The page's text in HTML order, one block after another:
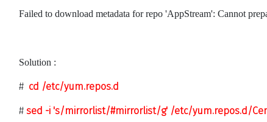
Failed to download metadata for repo 'AppStream': Cannot
Solution :
# cd /etc/yum.repos.d
# sed -i 's/mirrorlist/#mirrorlist/g' /etc/yum.repos.d/